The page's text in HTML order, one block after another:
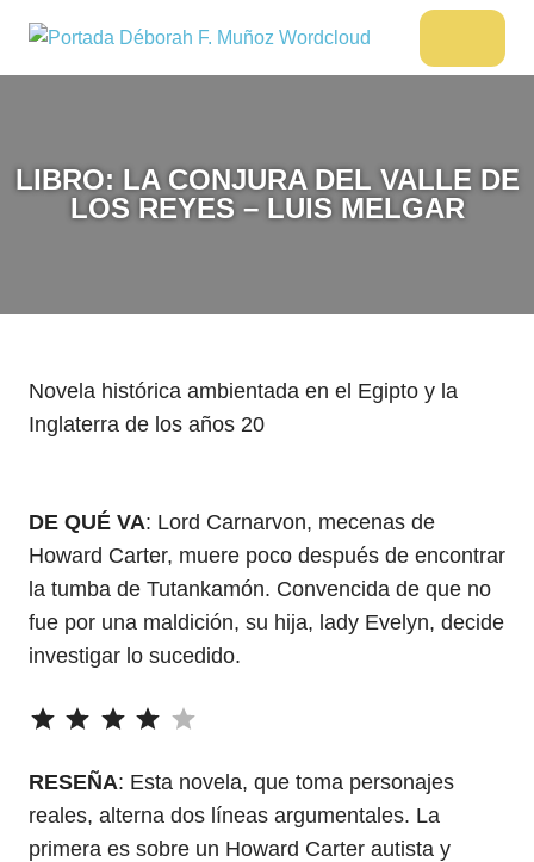
contenido
DÉBORAH
viajes
y
LIBRO: LA CONJURA DEL VALLE DE
LOS REYES – LUIS MELGAR
Novela histórica ambientada en el Egipto y la
Inglaterra de los años 20
DE QUÉ VA: Lord Carnarvon, mecenas de
Howard Carter, muere poco después de encontrar
la tumba de Tutankamón. Convencida de que no
fue por una maldición, su hija, lady Evelyn, decide
investigar lo sucedido.
⭐⭐⭐⭐
RESEÑA: Esta novela, que toma personajes
reales, alterna dos líneas argumentales. La
primera es sobre un Howard Carter autista y